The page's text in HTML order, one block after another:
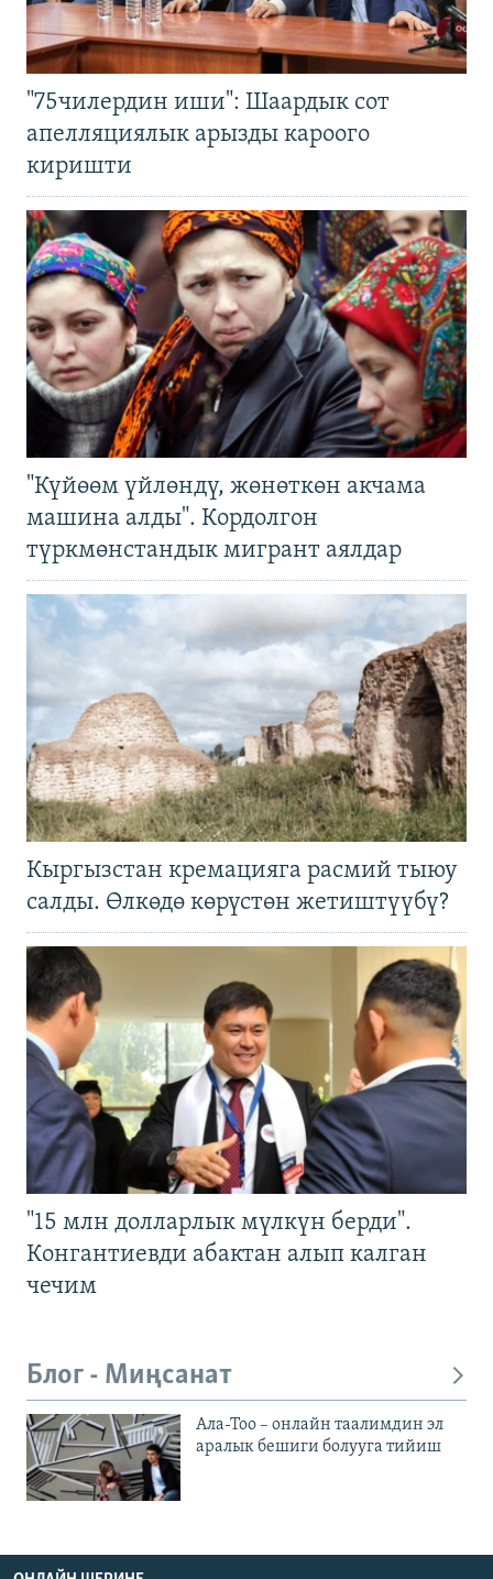
"75чилердин иши": Шаардык сот
апелляциялык арызды кароого
киришти
"Күйөөм үйлөндү, жөнөткөн акчама
машина алды". Кордолгон
түркмөнстандык мигрант аялдар
Кыргызстан кремацияга расмий тыюу
салды. Өлкөдө көрүстөн жетиштүүбү?
"15 млн долларлык мүлкүн берди".
Конгантиевди абактан алып калган
чечим
Блог - Миңсанат
Ала-Тоо – онлайн таалимдин эл
аралык бешиги болууга тийиш